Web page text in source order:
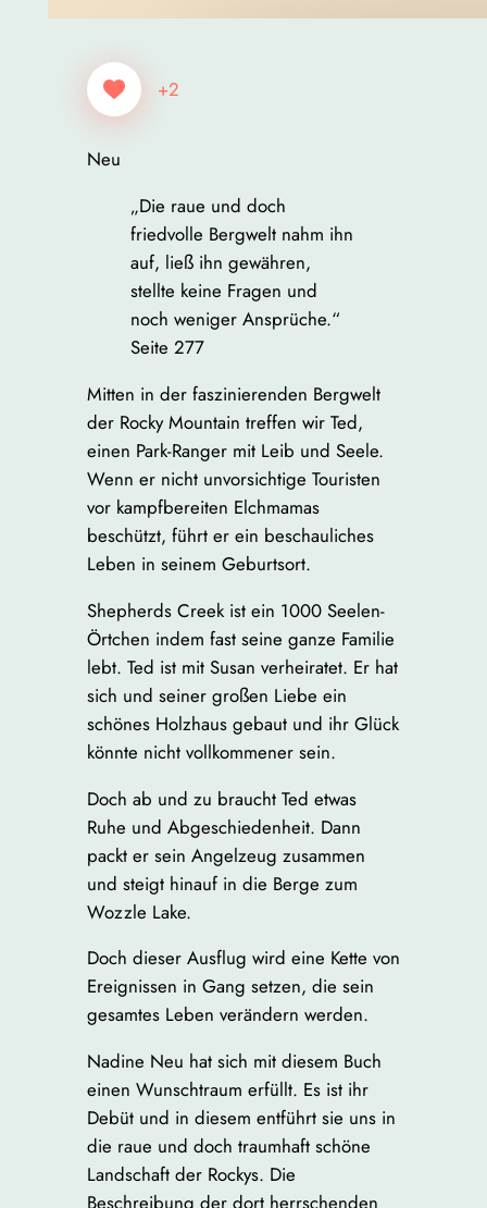
+2
Neu
„Die raue und doch
friedvolle Bergwelt nahm ihn
auf, ließ ihn gewähren,
stellte keine Fragen und
noch weniger Ansprüche.“
Seite 277
Mitten in der faszinierenden Bergwelt
der Rocky Mountain treffen wir Ted,
einen Park-Ranger mit Leib und Seele.
Wenn er nicht unvorsichtige Touristen
vor kampfbereiten Elchmamas
beschützt, führt er ein beschauliches
Leben in seinem Geburtsort.
Shepherds Creek ist ein 1000 Seelen-
Örtchen indem fast seine ganze Familie
lebt. Ted ist mit Susan verheiratet. Er hat
sich und seiner großen Liebe ein
schönes Holzhaus gebaut und ihr Glück
könnte nicht vollkommener sein.
Doch ab und zu braucht Ted etwas
Ruhe und Abgeschiedenheit. Dann
packt er sein Angelzeug zusammen
und steigt hinauf in die Berge zum
Wozzle Lake.
Doch dieser Ausflug wird eine Kette von
Ereignissen in Gang setzen, die sein
gesamtes Leben verändern werden.
Nadine Neu hat sich mit diesem Buch
einen Wunschtraum erfüllt. Es ist ihr
Debüt und in diesem entführt sie uns in
die raue und doch traumhaft schöne
Landschaft der Rockys. Die
Beschreibung der dort herrschenden